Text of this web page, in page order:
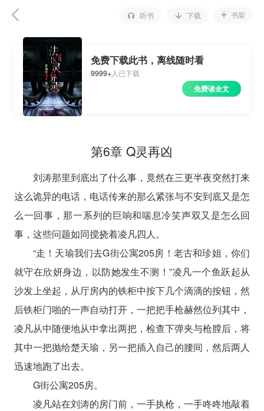
听书 下载 书架
免费下载此书，离线随时看
9999+人已下载
免费读全文
第6章 Q灵再凶
刘涛那里到底出了什么事，竟然在三更半夜突然打来
这么诡异的电话，电话传来的那么紧张与不安到底又是怎
么一回事，那一系列的巨响和喘息冷笑声双又是怎么回
事，这些问题如同搅挠着凌凡四人。
“走！天瑜我们去G街公寓205房！老古和珍姐，你们
就守在欣妍身边，以防她发生不测！”凌凡一个鱼跃起从
沙发上坐起，从厅房内的铁柜中按下几个滴滴的按钮，然
后铁柜门啪的一声自动打开，一把把手枪赫然位列其中，
凌凡从中随便地从中拿出两把，检查下弹夹与枪膛后，将
其中一把抛给楚天瑜，另一把插入自己的腰间，然后两人
迅速地跑了出去。
G街公寓205房。
凌凡站在刘涛的房门前，一手执枪，一手咚咚地敲着